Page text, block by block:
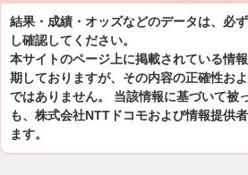
結果・成績・オッズなどのデータは、必
し確認してください。
本サイトのページ上に掲載されている情
期しておりますが、その内容の正確性お
ではありません。 当該情報に基づいて被
も、株式会社NTTドコモおよび情報提供
ます。